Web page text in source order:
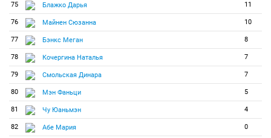
75 Блажко Дарья 11
76 Майнен Сюзанна 10
77 Бэнкс Меган 8
78 Кочергина Наталья 7
79 Смольская Динара 7
80 Мэн Фаньци 5
81 Чу Юаньмэн 4
82 Абе Мария 0